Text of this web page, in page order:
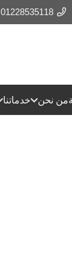
01228535118
من نحن خدماتنا